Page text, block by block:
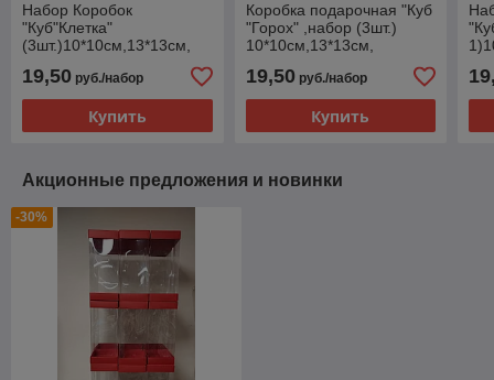
Набор Коробок
"Куб"Клетка"
(3шт.)10*10см,13*13см,
19,50 руб./набор
Купить
Коробка подарочная "Куб
"Горох" ,набор (3шт.)
10*10см,13*13см,
19,50руб./набор
Купить
Акционные предложения и новинки
-30%